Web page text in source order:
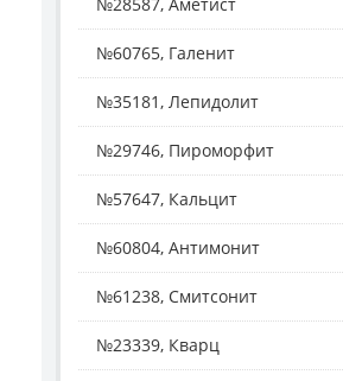
№60765, Галенит
№35181, Лепидолит
№29746, Пироморфит
№57647, Кальцит
№60804, Антимонит
№61238, Смитсонит
№23339, Кварц